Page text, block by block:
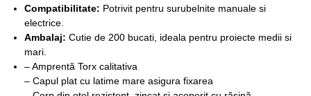
Compatibilitate: Potrivit pentru surubelnite manuale si
electrice.
Ambalaj: Cutie de 200 bucati, ideala pentru proiecte medii si
mari.
– Amprentă Torx calitativa
– Capul plat cu latime mare asigura fixarea